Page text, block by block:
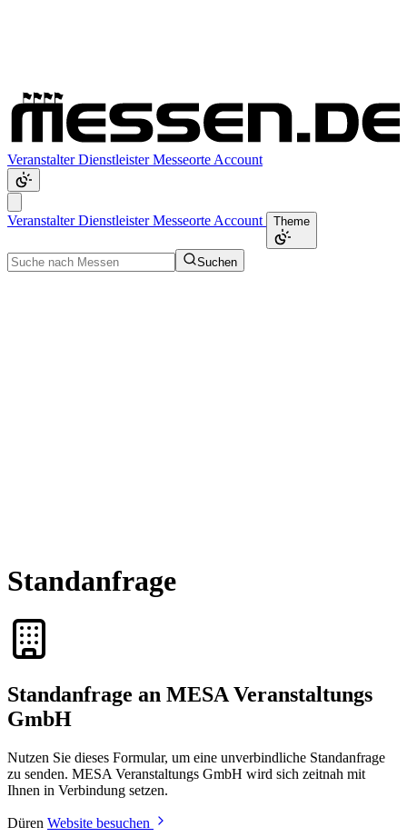
VeranstalterDienstleisterMesseorte Account
VeranstalterDienstleisterMesseorte Account Theme
Suchen
Standanfrage
Standanfrage an MESA Veranstaltungs
GmbH
Nutzen Sie dieses Formular, um eine unverbindliche Standanfrage
zu senden. MESA Veranstaltungs GmbH wird sich zeitnah mit
Ihnen in Verbindung setzen.
Düren Website besuchen